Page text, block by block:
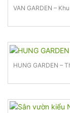
VAN GARDEN –
HUNG GARDEN –